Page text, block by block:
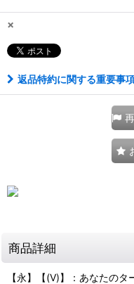
×
返品特約に関する重要事
商品詳細
【永】【(V)】：あなたの